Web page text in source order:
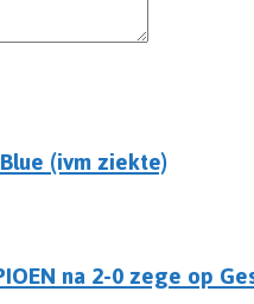
(ivm ziekte)
na 2-0 zege op